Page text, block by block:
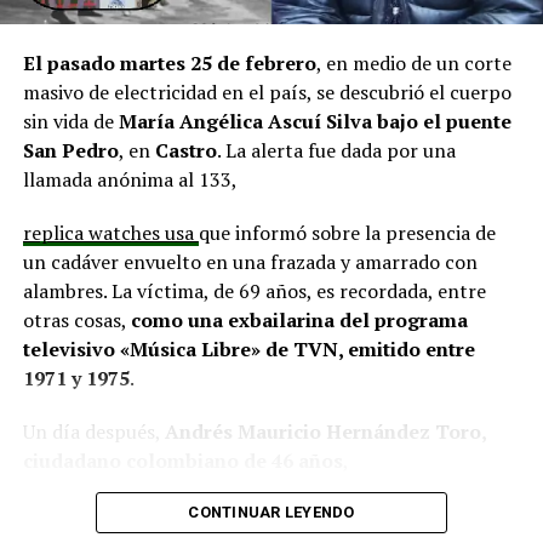
situación similar, señalando que en su comuna tienen
proyectos elegibles tanto en PMU como en PMB, pero
que hasta la fecha no han recibido respuesta clara sobre
si se entregarán los recursos.“Preocupa esta situación,
estos son proyectos que vienen trabajándose desde
hace tiempo y que hoy están en riesgo por la falta de
En la comuna deCuraco de Vélez, la alcaldesa Javiera
Yáñezindicó que históricamente la Subdere ha apoyado
a los municipios en diversos proyectos y que confía en
que durante el año se asignen nuevos recursos, aunque
reconoció una disminución evidente en comparación
ha presentado iniciativas por más de 200 millones de
a los esfuerzos, los fondos aún no han llegado,
generando preocupación en su equipo municipal.
El pasado martes 25 de febrero, en medio de un corte
masivo de electricidad en el país, se descubrió el cuerpo
sin vida deMaría Angélica Ascuí Silvabajo el puente
San Pedro, en Castro. La alerta fue dada por una
llamada anónima al 133,
replica watches usa que informó sobre la presencia de
un cadáver envuelto en una frazada y amarrado con
alambres. La víctima, de 69 años, es recordada, entre
otras cosas, como una exbailarina del programa
televisivo «Música Libre» de TVN, emitido entre
1971 y 1975.
Un día después,
Andrés Mauricio Hernández Toro,
se entregó voluntariamente a la Segunda
CONTINUAR LEYENDO